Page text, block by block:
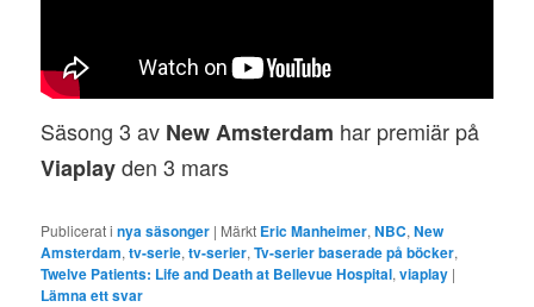
Säsong 3 av New Amsterdam har premiär på
Viaplayden 3 mars
Publicerat i nya säsonger | Märkt Eric Manheimer,NBC,New
Amsterdam,tv-serie,tv-serier,Tv-serier baserade på böcker,
Twelve Patients: Life and Death at Bellevue Hospital,viaplay |
Lämna ett svar